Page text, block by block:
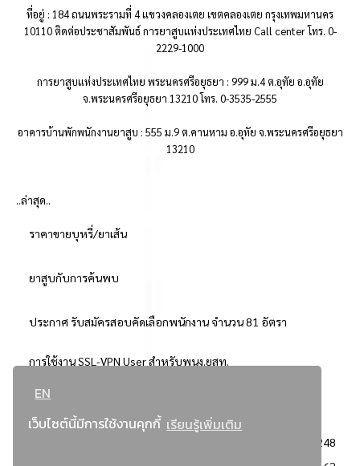
EN
เว็บไซต์นี้มีการใช้งานคุกกี้ เรียนรู้เพิ่มเติม
ที่อยู่ : 184 ถนนพระรามที่ 4 แขวงคลองเตย เขตคลองเตย กรุงเทพมหานคร
10110 ติดต่อประชาสัมพันธ์ การยาสูบแห่งประเทศไทย Call center โทร. 0-
2229-1000
การยาสูบแห่งประเทศไทย พระนครศรีอยุธยา : 999 ม.4 ต.อุทัย อ.อุทัย
จ.พระนครศรีอยุธยา 13210 โทร. 0-3535-2555
อาคารบ้านพักพนักงานยาสูบ : 555 ม.9 ต.คานหาม อ.อุทัย จ.พระนครศรีอยุธยา
13210
..ล่าสุด..
ราคาขายบุหรี่/ยาเส้น
ยาสูบกับการค้นพบ
ประกาศ รับสมัครสอบคัดเลือกพนักงาน จำนวน 81 อัตรา
การใช้งาน SSL-VPN User สำหรับพนง.ยสท.
..ยอดนิยม..
3248